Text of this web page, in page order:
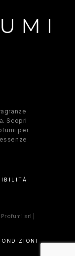
Scopri
per
srl |